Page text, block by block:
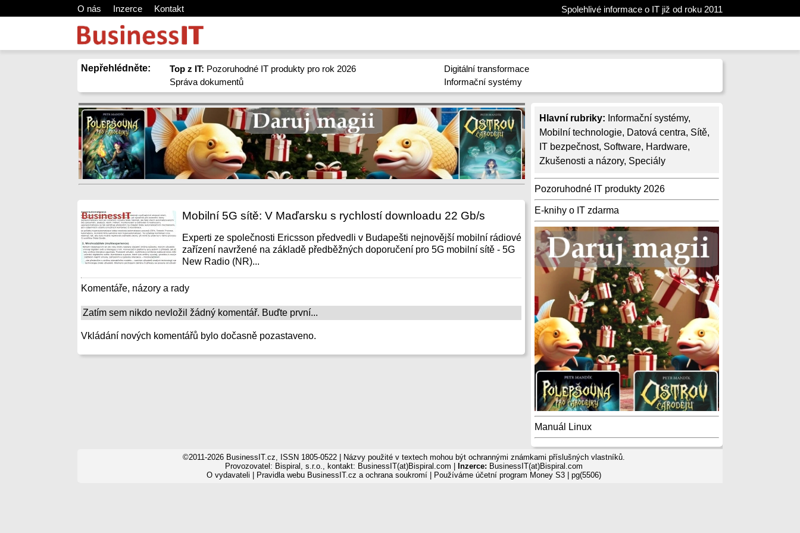
O nás Inzerce Kontakt Spolehlivé informace o IT již od roku 2011
Nepřehlédněte: Top z IT: Pozoruhodné IT produkty pro rok 2026
Správa dokumentů
Digitální transformace
Informační systémy
Hlavní rubriky: Informační systémy,
Mobilní technologie, Datová centra, Sítě,
IT bezpečnost, Software, Hardware,
Zkušenosti a názory, Speciály
Pozoruhodné IT produkty 2026
E-knihy o IT zdarma
Manuál Linux
Mobilní 5G sítě: V Maďarsku s rychlostí downloadu 22 Gb/s
Experti ze společnosti Ericsson předvedli v Budapešti nejnovější mobilní rádiové
zařízení navržené na základě předběžných doporučení pro 5G mobilní sítě - 5G
New Radio (NR)...
Komentáře, názory a rady
Zatím sem nikdo nevložil žádný komentář. Buďte první...
Vkládání nových komentářů bylo dočasně pozastaveno.
©2011-2026 BusinessIT.cz, ISSN 1805-0522 | Názvy použité v textech mohou být ochrannými známkami příslušných vlastníků.
Provozovatel: Bispiral, s.r.o., kontakt: BusinessIT(at)Bispiral.com |
Inzerce: BusinessIT(at)Bispiral.com
O vydavateli
Pravidla webu BusinessIT.cz a ochrana soukromí| Používáme účetní program Money S3| pg(5506)